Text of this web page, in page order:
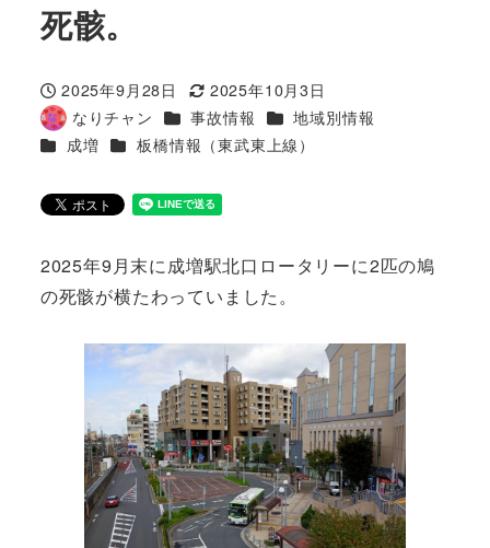
死骸。
投稿日
2025年9月28日
更新日
2025年10月3日
著
者
なりチャン カテゴリー
事故情報 カテゴリー
地域別情報
カテゴリー
成増 カテゴリー
板橋情報（東武東上線）
2025年9月末に成増駅北口ロータリーに2匹の鳩
の死骸が横たわっていました。